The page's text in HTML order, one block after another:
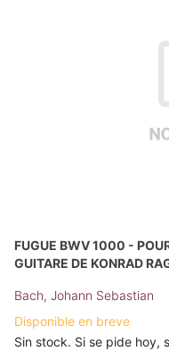
FUGUE BWV 1000 -
GUITARE DE KONRAD
Bach, Johann Sebastian
Disponible en breve
Sin stock. Si se pide hoy,